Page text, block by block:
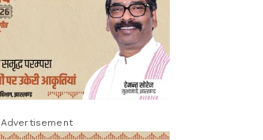
Advertisement